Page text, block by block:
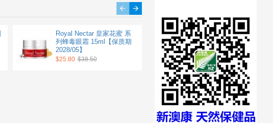
Parrs 帕氏 火山泥蜂胶蜂皇
浆面膜 175ml 【保质期
2029/03】
$15.90 $26.10
Royal Nectar 皇家花蜜 系
列蜂毒眼霜 15ml【保质期
2028/05】
$25.80 $38.50
Royal Nectar 皇家花蜜系列
蜂毒面霜 50ml【保质期
2028/05】
$32.90 $51.00